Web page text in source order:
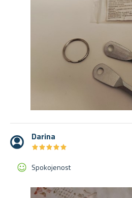
Darina
★★★★★
★★★★★
Spokojenost